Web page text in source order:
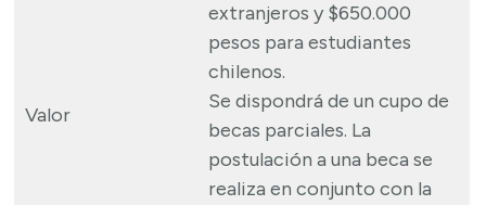
Valor
extranjeros y $650.000
pesos para estudiantes
chilenos.
Se dispondrá de un cupo de
becas parciales. La
postulación a una beca se
realiza en conjunto con la